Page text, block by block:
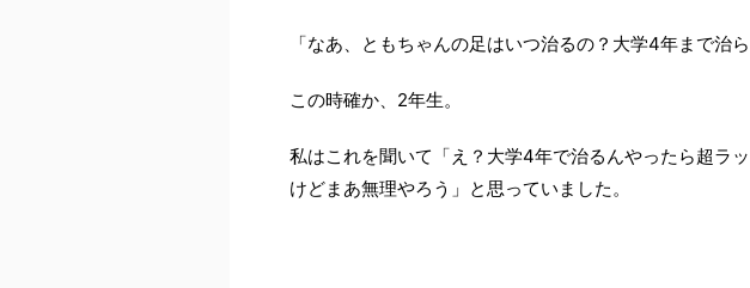
「なあ、ともちゃんの足はいつ治るの？大学4年まで治
この時確か、2年生。
私はこれを聞いて「え？大学4年で治るんやったら超ラ
けどまあ無理やろう」と思っていました。